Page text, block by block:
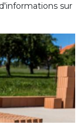
sur